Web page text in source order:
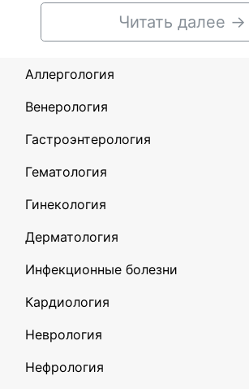
Читать далее →
Аллергология
Венерология
Гастроэнтерология
Гематология
Гинекология
Дерматология
Инфекционные болезни
Кардиология
Неврология
Нефрология